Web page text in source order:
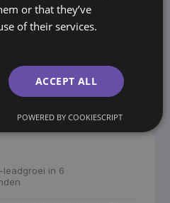
veranderde hoe de markt
naar shortlist. De cijfers
helderheid was de
steeds van ons."
leadgroei in 6
or that they’ve
of their services.
ACCEPT ALL
POWERED BY COOKIESCRIPT